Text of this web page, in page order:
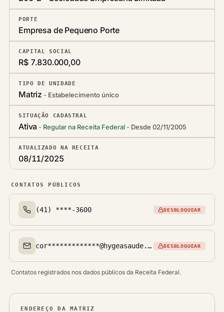
PORTE
Empresa de Pequeno Porte
CAPITAL SOCIAL
R$ 7.830.000,00
TIPO DE UNIDADE
Matriz Estabelecimento único
SITUAÇÃO CADASTRAL
Ativa Regular na Receita Federal Desde 02/11/2005
ATUALIZADO NA RECEITA
08/11/2025
CONTATOS PÚBLICOS
Telefone(s)
(41) ****-3600 DESBLOQUEAR
Email(s)
cor*************@hygeasaude.com.br DESBLOQUEAR
Contatos registrados nos dados públicos da Receita Federal.
ENDEREÇO DA MATRIZ